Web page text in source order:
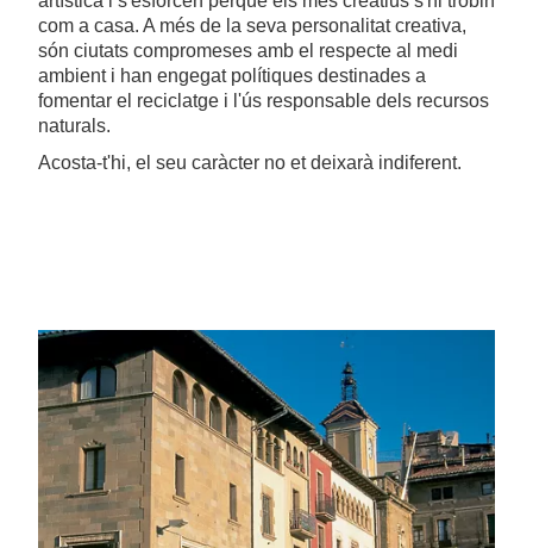
com a casa. A més de la seva personalitat creativa,
són ciutats compromeses amb el respecte al medi
ambient i han engegat polítiques destinades a
fomentar el reciclatge i l'ús responsable dels recursos
naturals.
Acosta-t'hi, el seu caràcter no et deixarà indiferent.